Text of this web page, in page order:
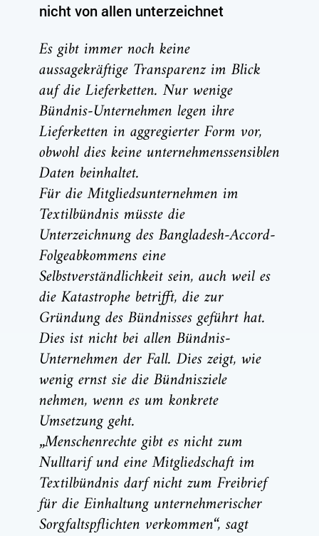
nicht von allen unterzeichnet
Es gibt immer noch keine
aussagekräftige Transparenz im Blick
auf die Lieferketten. Nur wenige
Bündnis-Unternehmen legen ihre
Lieferketten in aggregierter Form vor,
obwohl dies keine unternehmenssensiblen
Daten beinhaltet.
Für die Mitgliedsunternehmen im
Textilbündnis müsste die
Unterzeichnung des Bangladesh-Accord-
Folgeabkommens eine
Selbstverständlichkeit sein, auch weil es
die Katastrophe betrifft, die zur
Gründung des Bündnisses geführt hat.
Dies ist nicht bei allen Bündnis-
Unternehmen der Fall. Dies zeigt, wie
wenig ernst sie die Bündnisziele
nehmen, wenn es um konkrete
Umsetzung geht.
„Menschenrechte gibt es nicht zum
Nulltarif und eine Mitgliedschaft im
Textilbündnis darf nicht zum Freibrief
für die Einhaltung unternehmerischer
Sorgfaltspflichten verkommen“, sagt